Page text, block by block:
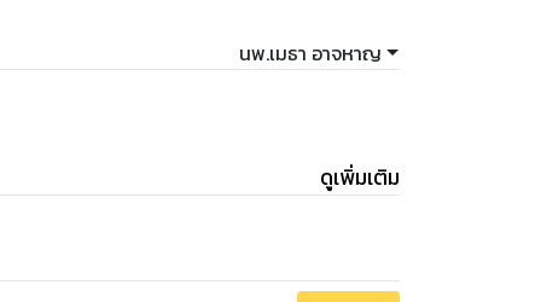
แต่หลักการใช้งานตามแบบแกะกราฟนั้น ไม่
นพ.เมธา อาจหาญ
ดูเพิ่มเติม